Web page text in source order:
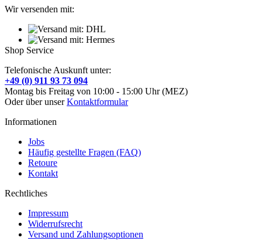
Wir versenden mit:
Shop Service
Telefonische Auskunft unter:
+49 (0) 911 93 73 094
Montag bis Freitag von 10:00 - 15:00 Uhr (MEZ)
Oder über unserKontaktformular
Informationen
Jobs
Häufig gestellte Fragen (FAQ)
Retoure
Kontakt
Rechtliches
Impressum
Widerrufsrecht
Versand und Zahlungsoptionen